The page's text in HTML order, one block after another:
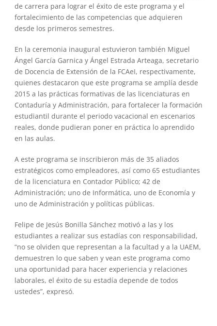
de carrera para lograr el éxito de este programa y el
fortalecimiento de las competencias que adquieren
desde los primeros semestres.
En la ceremonia inaugural estuvieron también Miguel
Ángel García Garnica y Ángel Estrada Arteaga, secretario
de Docencia de Extensión de la FCAeI, respectivamente,
quienes destacaron que este programa se amplía desde
2015 a las prácticas formativas de las licenciaturas en
Contaduría y Administración, para fortalecer la formación
estudiantil durante el periodo vacacional en escenarios
reales, donde pudieran poner en práctica lo aprendido
en las aulas.
A este programa se inscribieron más de 35 aliados
estratégicos como empleadores, así como 65 estudiantes
de la licenciatura en Contador Público; 42 de
Administración; uno de Informática, uno de Economía y
uno de Administración y políticas públicas.
Felipe de Jesús Bonilla Sánchez motivó a las y los
estudiantes a realizar sus estadías con responsabilidad,
“no se olviden que representan a la facultad y a la UAEM,
demuestren lo que saben y vean este programa como
una oportunidad para hacer experiencia y relaciones
laborales, el éxito de su estadía depende de todos
ustedes”, expresó.